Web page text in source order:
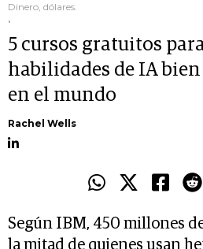
Dinero, dólares.
.
5 cursos gratuitos
habilidades de IA
en el mundo
Rachel Wells
Según IBM, 450 millones
la mitad de quienes usan